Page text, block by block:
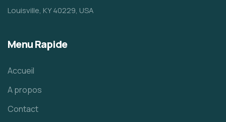
Louisville, KY 40229, USA
Menu Rapide
Accueil
A propos
Contact